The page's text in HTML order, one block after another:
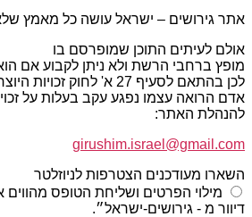
גירושים – ישראל עושה כל מאמץ שלא
לעיתים התוכן שמופרסם בו
ברחבי הרשת ולא ניתן לקבוע אם הוא
לסעיף 27 א' לחוק זכויות היוצרים, כל
הרואה עצמו נפגע עקב בעלות על זכויות
האתר:
מעודכנים הצטרפות לניוזלטר
מילוי הפרטים ושליחת הטופס מהווים
מ - גירושים-ישראל״.